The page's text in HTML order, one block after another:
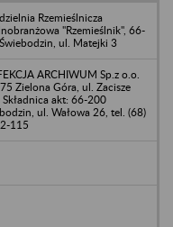
Rzemieślnicza
"Rzemieślnik", 66-
ul. Matejki 3
ARCHIWUM Sp.z o.o.
Zielona Góra, ul. Zacisze
Składnica akt: 66-200
ul. Wałowa 26, tel. (68)
115